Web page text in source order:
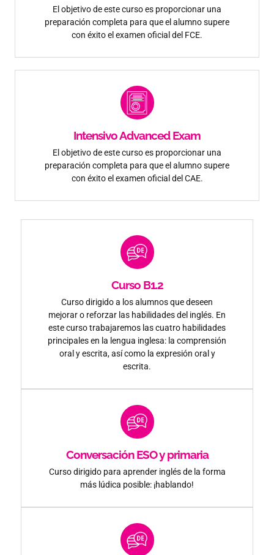
El objetivo de este curso es proporcionar una
preparación completa para que el alumno supere
con éxito el examen oficial del FCE.
Intensivo Advanced Exam
El objetivo de este curso es proporcionar una
preparación completa para que el alumno supere
con éxito el examen oficial del CAE.
Curso B1.2
Curso dirigido a los alumnos que deseen
mejorar o reforzar las habilidades del inglés. En
este curso trabajaremos las cuatro habilidades
principales en la lengua inglesa: la comprensión
oral y escrita, así como la expresión oral y
escrita.
Conversación ESO y primaria
Curso dirigido para aprender inglés de la forma
más lúdica posible: ¡hablando!